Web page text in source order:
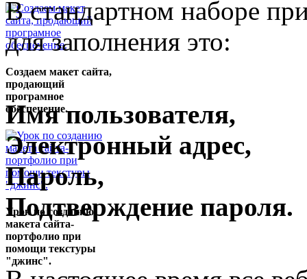
Создаем макет сайта,
продающий
програмное
обеспечение.
Урок по созданию
макета сайта-
портфолио при
помощи текстуры
"джинс".
В стандартном наборе
для заполнения это:
Имя пользователя,
Электронный адрес,
Пароль,
Подтверждение пароля.